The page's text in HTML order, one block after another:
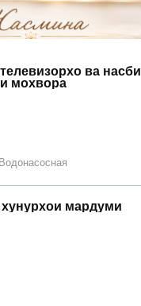
ва насби
мохвора
мардуми